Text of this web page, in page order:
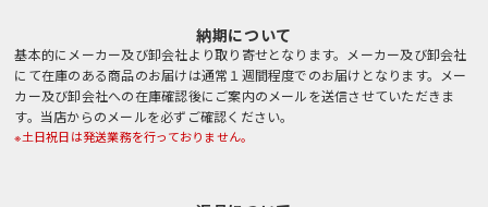
納期について
基本的にメーカー及び卸会社より取り寄せとなります。メーカー及び卸会社
にて在庫のある商品のお届けは通常１週間程度でのお届けとなります。メー
カー及び卸会社への在庫確認後にご案内のメールを送信させていただきま
す。当店からのメールを必ずご確認ください。
※土日祝日は発送業務を行っておりません。